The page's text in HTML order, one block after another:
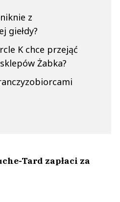
z
giełdy?
K chce przejąć
Żabka?
Tard zapłaci za